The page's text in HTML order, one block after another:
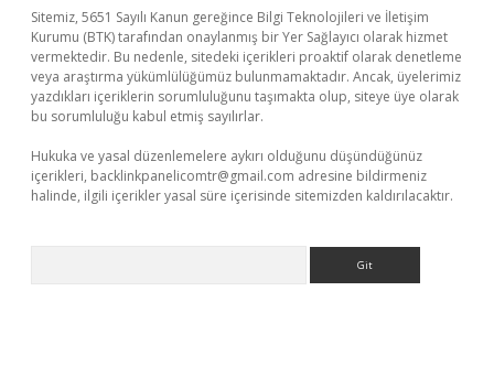
Sitemiz, 5651 Sayılı Kanun gereğince Bilgi Teknolojileri ve İletişim
Kurumu (BTK) tarafından onaylanmış bir Yer Sağlayıcı olarak hizmet
vermektedir. Bu nedenle, sitedeki içerikleri proaktif olarak denetleme
veya araştırma yükümlülüğümüz bulunmamaktadır. Ancak, üyelerimiz
yazdıkları içeriklerin sorumluluğunu taşımakta olup, siteye üye olarak
bu sorumluluğu kabul etmiş sayılırlar.
Hukuka ve yasal düzenlemelere aykırı olduğunu düşündüğünüz
içerikleri, backlinkpanelicomtr@gmail.com adresine bildirmeniz
halinde, ilgili içerikler yasal süre içerisinde sitemizden kaldırılacaktır.